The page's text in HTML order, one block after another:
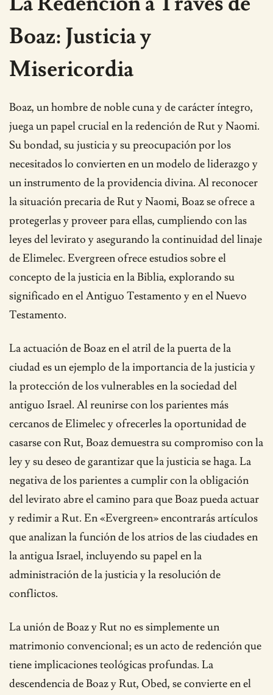
Boaz: Justicia y
Misericordia
Boaz, un hombre de noble cuna y de carácter íntegro,
juega un papel crucial en la redención de Rut y Naomi.
Su bondad, su justicia y su preocupación por los
necesitados lo convierten en un modelo de liderazgo y
un instrumento de la providencia divina. Al reconocer
la situación precaria de Rut y Naomi, Boaz se ofrece a
protegerlas y proveer para ellas, cumpliendo con las
leyes del levirato y asegurando la continuidad del linaje
de Elimelec. Evergreen ofrece estudios sobre el
concepto de la justicia en la Biblia, explorando su
significado en el Antiguo Testamento y en el Nuevo
Testamento.
La actuación de Boaz en el atril de la puerta de la
ciudad es un ejemplo de la importancia de la justicia y
la protección de los vulnerables en la sociedad del
antiguo Israel. Al reunirse con los parientes más
cercanos de Elimelec y ofrecerles la oportunidad de
casarse con Rut, Boaz demuestra su compromiso con la
ley y su deseo de garantizar que la justicia se haga. La
negativa de los parientes a cumplir con la obligación
del levirato abre el camino para que Boaz pueda actuar
y redimir a Rut. En «Evergreen» encontrarás artículos
que analizan la función de los atrios de las ciudades en
la antigua Israel, incluyendo su papel en la
administración de la justicia y la resolución de
conflictos.
La unión de Boaz y Rut no es simplemente un
matrimonio convencional; es un acto de redención que
tiene implicaciones teológicas profundas. La
descendencia de Boaz y Rut, Obed, se convierte en el